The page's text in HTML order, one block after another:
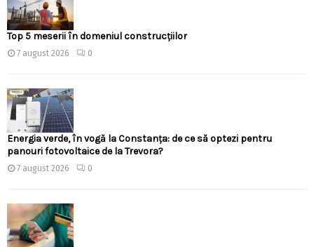
Top 5 meserii în domeniul construcțiilor
7 august 2026 0
Energia verde, în vogă la Constanța: de ce să optezi pentru
panouri fotovoltaice de la Trevora?
7 august 2026 0